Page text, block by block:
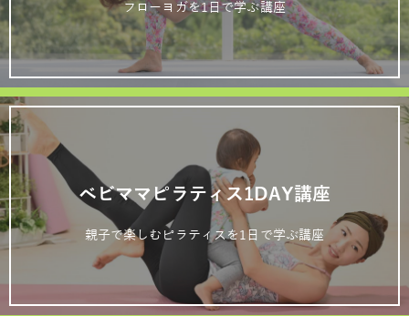
フローヨガを1日で学ぶ講座
ベビママピラティス1DAY講座
親子で楽しむピラティスを1日で学ぶ講座